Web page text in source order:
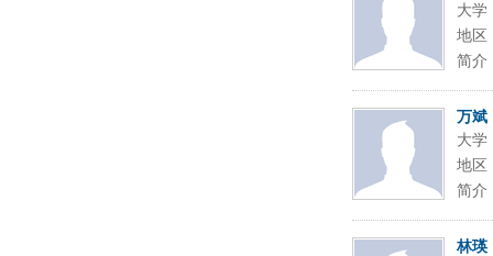
大学
地区
简介
万斌
大学
地区
简介
林瑛